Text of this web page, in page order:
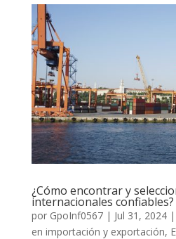
¿Cómo encontrar y
internacionales confiables?
por GpoInf0567| Jul 31, 2024|
en importación y exportación,